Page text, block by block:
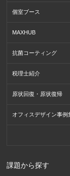
個室ブース
MAXHUB
抗菌コーティング
税理士紹介
原状回復・原状復帰
オフィスデザイン事例
課題から探す